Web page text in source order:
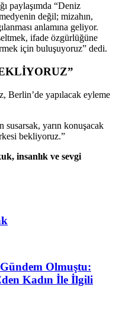
paylaşımda “Deniz
değil; mizahın,
anlamına geliyor.
ifade özgürlüğüne
için buluşuyoruz” dedi.
Berlin’de yapılacak eyleme
yarın konuşacak
bekliyoruz.”
insanlık ve sevgi
Olmuştu:
Kadın İle İlgili